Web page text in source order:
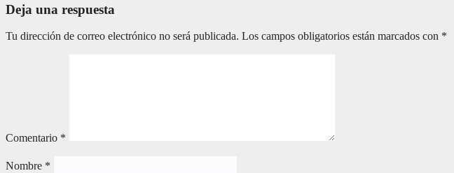
Deja una respuesta
Tu dirección de correo electrónico no será publicada. Los campos obligatorios están marcados con *
Comentario *
Nombre *